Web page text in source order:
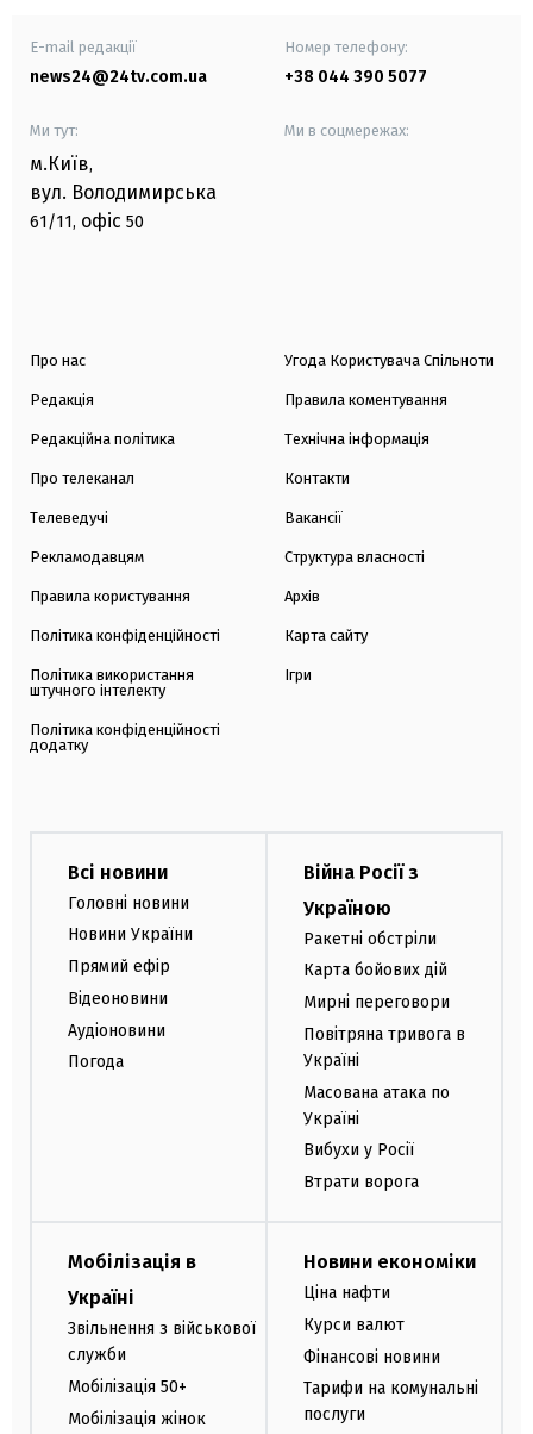
E-mail редакції
news24@24tv.com.ua
Номер телефону:
+38 044 390 5077
Ми тут:
м.Київ,
вул. Володимирська
61/11, офіс 50
Ми в соцмережах:
Про нас
Редакція
Редакційна політика
Про телеканал
Телеведучі
Рекламодавцям
Правила користування
Політика конфіденційності
Політика використання
штучного інтелекту
Політика конфіденційності
додатку
Угода Користувача Спільноти
Правила коментування
Технічна інформація
Контакти
Вакансії
Структура власності
Архів
Карта сайту
Ігри
Всі новини
Головні новини
Новини України
Прямий ефір
Відеоновини
Аудіоновини
Погода
Війна Росії з
Україною
Ракетні обстріли
Карта бойових дій
Мирні переговори
Повітряна тривога в
Україні
Масована атака по
Україні
Вибухи у Росії
Втрати ворога
Мобілізація в
Україні
Звільнення з військової
служби
Мобілізація 50+
Мобілізація жінок
Новини економіки
Ціна нафти
Курси валют
Фінансові новини
Тарифи на комунальні
послуги